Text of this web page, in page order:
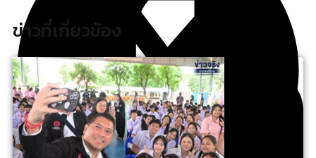
ข่าวที่เกี่ยวข้อง